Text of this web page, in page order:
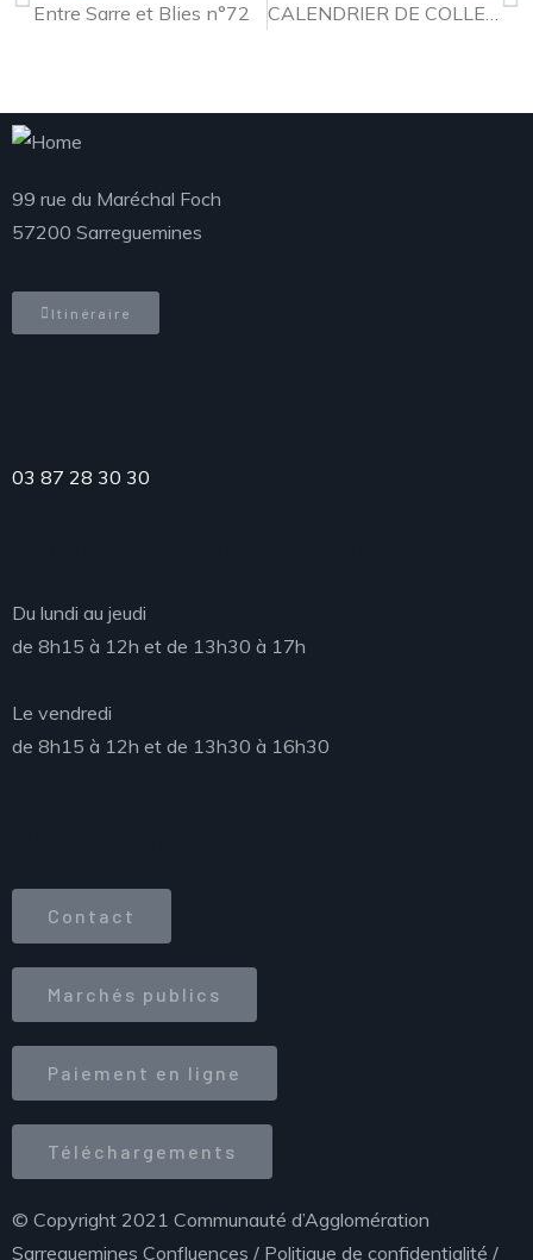
Entre Sarre et Blies n°72 CALENDRIER DE COLLECTE DES DÉCHETS MÉNAGERS – 2026
99 rue du Maréchal Foch
57200 Sarreguemines
Itinéraire
03 87 28 30 30
Du lundi au jeudi
de 8h15 à 12h et de 13h30 à 17h
Le vendredi
de 8h15 à 12h et de 13h30 à 16h30
Contact
Marchés publics
Paiement en ligne
Téléchargements
© Copyright 2021 Communauté d’Agglomération
Sarreguemines Confluences / Politique de confidentialité /